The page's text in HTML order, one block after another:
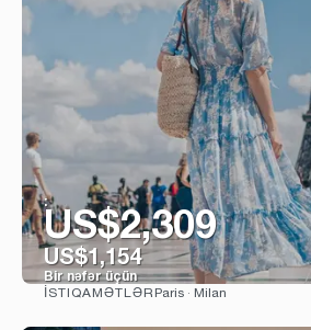
:
US$2,309
US$1,154
Bir nəfər üçün
İSTIQAMƏTLƏR Paris · Milan